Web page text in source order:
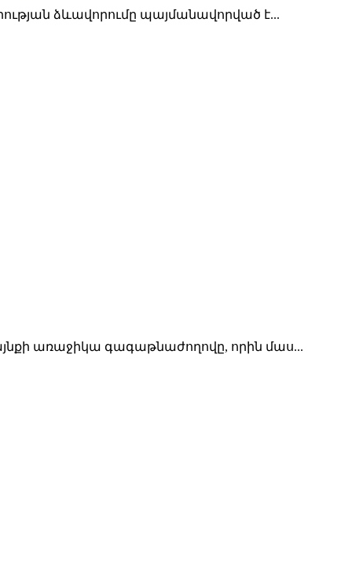
ձևավորումը պայմանավորված է...
առաջիկա գագաթնաժողովը, որին մաս...